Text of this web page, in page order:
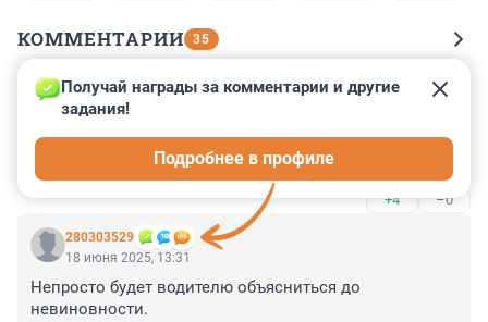
КОММЕНТАРИИ 35
Гость
18 июня 2025, 13:32
Д.Б. с велосипедами повсюду! Единицы переходят
пешеходный переход рядом с велосипедом.
+4 –0
280303529
Получай награды за комментарии и другие
задания!
Подробнее в профиле
18 июня 2025, 13:31
Непросто будет водителю объясниться до
невиновности.